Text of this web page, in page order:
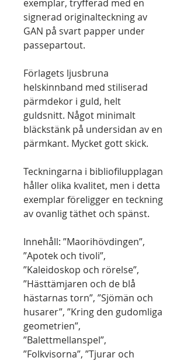
exemplar, tryfferad med en
signerad originalteckning av
GAN på svart papper under
passepartout.
Förlagets ljusbruna
helskinnband med stiliserad
pärmdekor i guld, helt
guldsnitt. Något minimalt
bläckstänk på undersidan av en
pärmkant. Mycket gott skick.
Teckningarna i bibliofilupplagan
håller olika kvalitet, men i detta
exemplar föreligger en teckning
av ovanlig täthet och spänst.
Innehåll: ”Maorihövdingen”,
”Apotek och tivoli”,
”Kaleidoskop och rörelse”,
”Hästtämjaren och de blå
hästarnas torn”, ”Sjömän och
husarer”, ”Kring den gudomliga
geometrien”,
”Balettmellanspel”,
”Folkvisorna”, ”Tjurar och